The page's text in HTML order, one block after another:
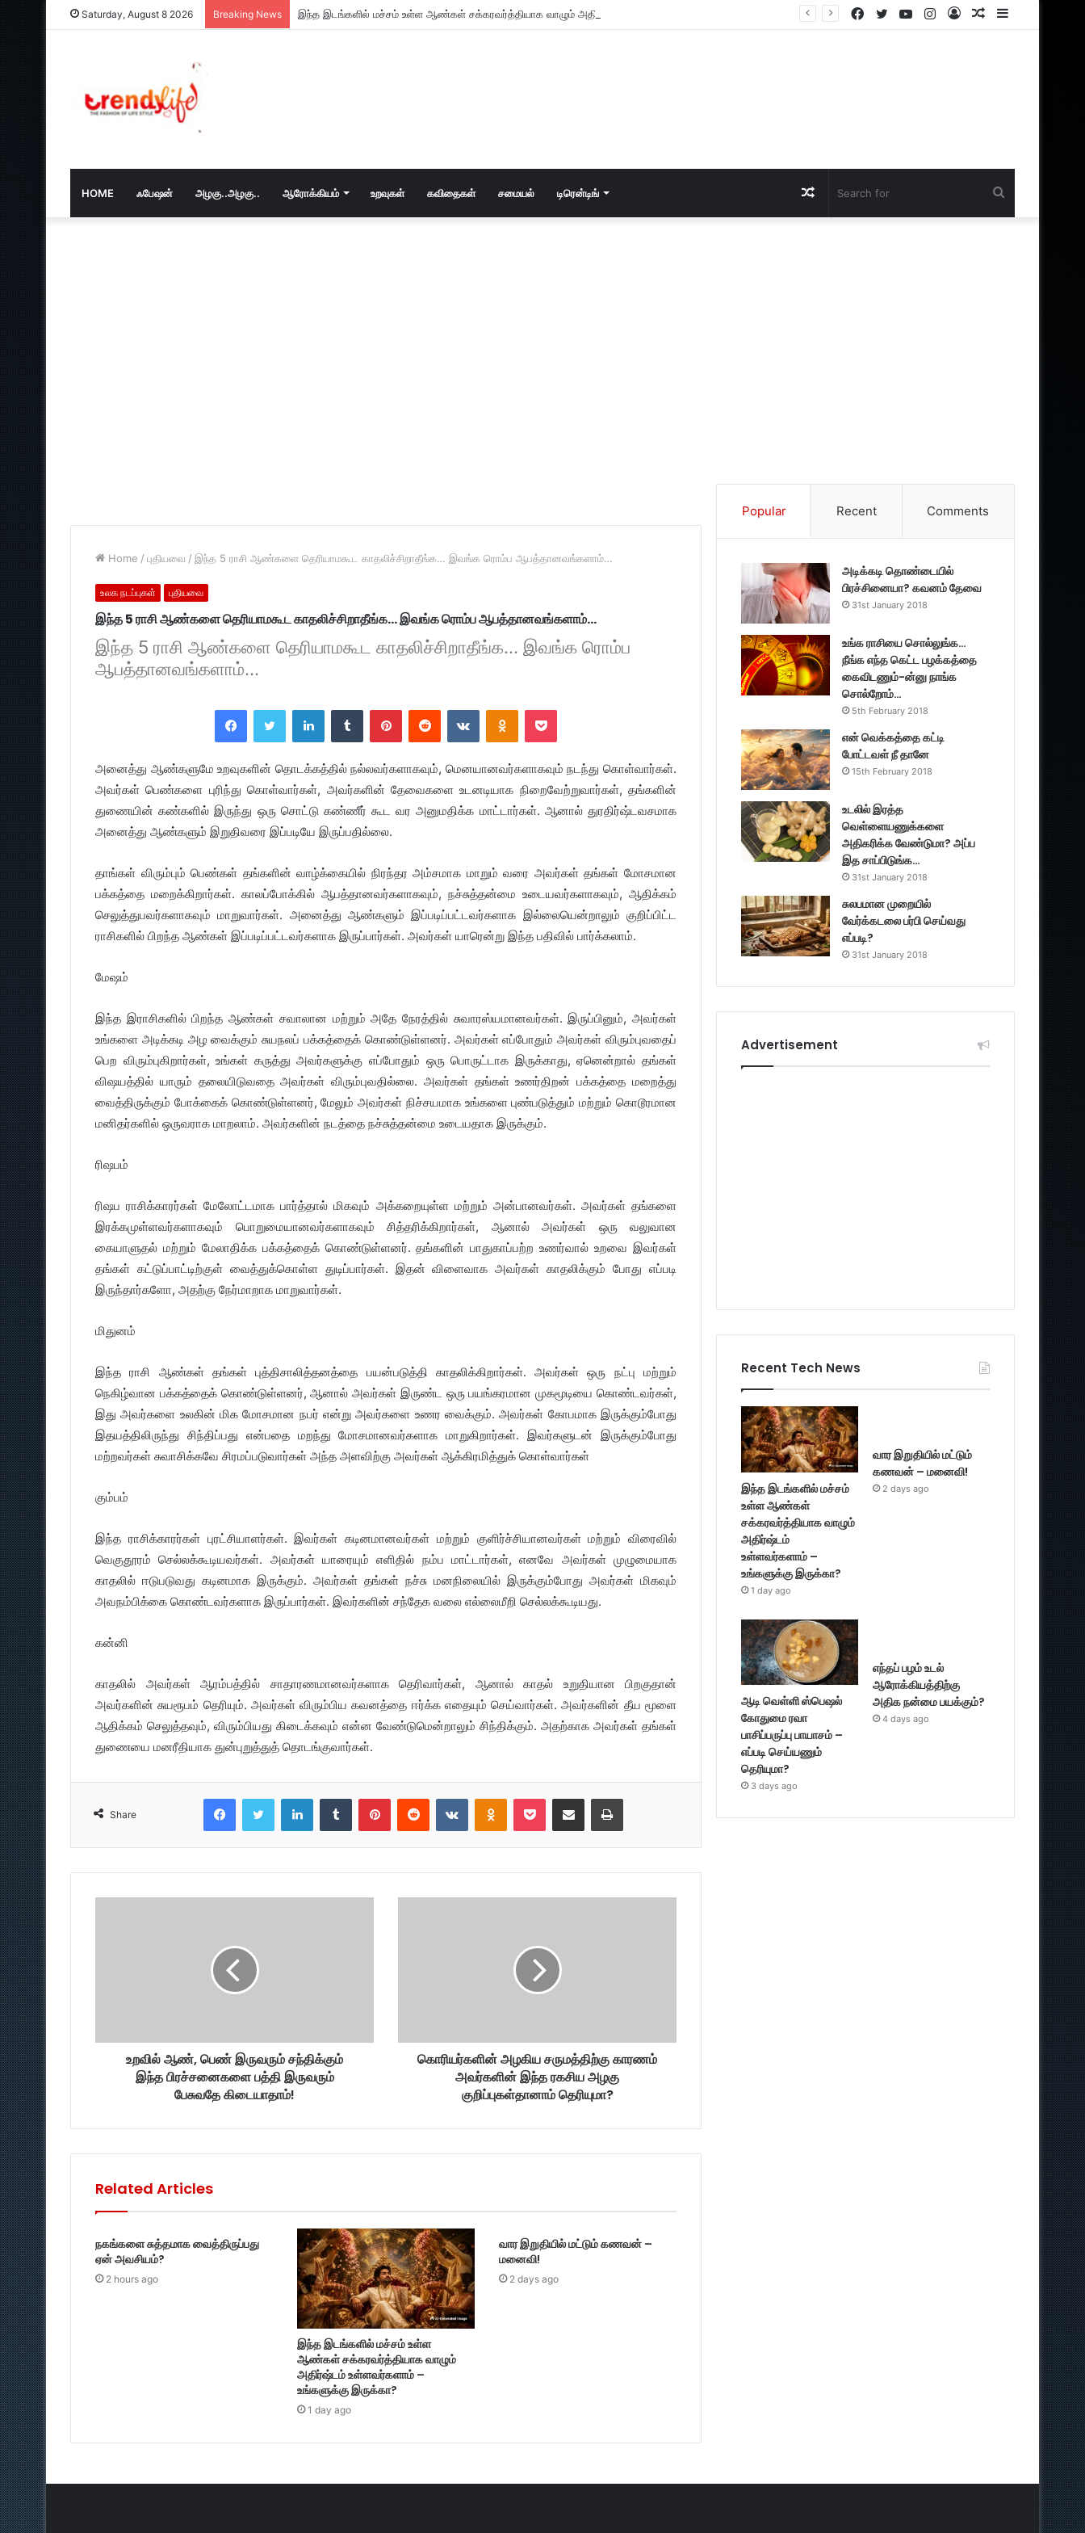
Saturday, August 8 2026 Breaking News Sidebar
Random
Log
Instagram
YouTube
Twitter
Facebook
HOME ஃபேஷன் அழகு..அழகு.. ஆரோக்கியம் உறவுகள் கவிதைகள் சமையல் டிரென்டிங் Random
Home / புதியவை / இந்த 5 ராசி ஆண்களை தெரியாமகூட காதலிச்சிறாதீங்க… இவங்க ரொம்ப ஆபத்தானவங்களாம்…
உலக நடப்புகள் புதியவை
இந்த 5 ராசி ஆண்களை தெரியாமகூட காதலிச்சிறாதீங்க… இவங்க ரொம்ப ஆபத்தானவங்களாம்…
இந்த 5 ராசி ஆண்களை தெரியாமகூட காதலிச்சிறாதீங்க... இவங்க ரொம்ப
ஆபத்தானவங்களாம்...
FacebookTwitter LinkedInTumblr PinterestReddit VKontakteOdnoklassniki
Pocket
அனைத்து ஆண்களுமே உறவுகளின் தொடக்கத்தில் நல்லவர்களாகவும், மெனயானவர்களாகவும் நடந்து கொள்வார்கள்.
அவர்கள் பெண்களை புரிந்து கொள்வார்கள், அவர்களின் தேவைகளை உடனடியாக நிறைவேற்றுவார்கள், தங்களின்
துணையின் கண்களில் இருந்து ஒரு சொட்டு கண்ணீர் கூட வர அனுமதிக்க மாட்டார்கள். ஆனால் துரதிர்ஷ்டவசமாக
அனைத்து ஆண்களும் இறுதிவரை இப்படியே இருப்பதில்லை.
தாங்கள் விரும்பும் பெண்கள் தங்களின் வாழ்க்கையில் நிரந்தர அம்சமாக மாறும் வரை அவர்கள் தங்கள் மோசமான
பக்கத்தை மறைக்கிறார்கள். காலப்போக்கில் ஆபத்தானவர்களாகவும், நச்சுத்தன்மை உடையவர்களாகவும், ஆதிக்கம்
செலுத்துபவர்களாகவும் மாறுவார்கள். அனைத்து ஆண்களும் இப்படிப்பட்டவர்களாக இல்லையென்றாலும் குறிப்பிட்ட
ராசிகளில் பிறந்த ஆண்கள் இப்படிப்பட்டவர்களாக இருப்பார்கள். அவர்கள் யாரென்று இந்த பதிவில் பார்க்கலாம்.
மேஷம்
இந்த இராசிகளில் பிறந்த ஆண்கள் சவாலான மற்றும் அதே நேரத்தில் சுவாரஸ்யமானவர்கள். இருப்பினும், அவர்கள்
உங்களை அடிக்கடி அழ வைக்கும் சுயநலப் பக்கத்தைக் கொண்டுள்ளனர். அவர்கள் எப்போதும் அவர்கள் விரும்புவதைப்
பெற விரும்புகிறார்கள், உங்கள் கருத்து அவர்களுக்கு எப்போதும் ஒரு பொருட்டாக இருக்காது, ஏனென்றால் தங்கள்
விஷயத்தில் யாரும் தலையிடுவதை அவர்கள் விரும்புவதில்லை. அவர்கள் தங்கள் உணர்திறன் பக்கத்தை மறைத்து
வைத்திருக்கும் போக்கைக் கொண்டுள்ளனர், மேலும் அவர்கள் நிச்சயமாக உங்களை புண்படுத்தும் மற்றும் கொடூரமான
மனிதர்களில் ஒருவராக மாறலாம். அவர்களின் நடத்தை நச்சுத்தன்மை உடையதாக இருக்கும்.
ரிஷபம்
ரிஷப ராசிக்காரர்கள் மேலோட்டமாக பார்த்தால் மிகவும் அக்கறையுள்ள மற்றும் அன்பானவர்கள். அவர்கள் தங்களை
இரக்கமுள்ளவர்களாகவும் பொறுமையானவர்களாகவும் சித்தரிக்கிறார்கள், ஆனால் அவர்கள் ஒரு வலுவான
கையாளுதல் மற்றும் மேலாதிக்க பக்கத்தைக் கொண்டுள்ளனர். தங்களின் பாதுகாப்பற்ற உணர்வால் உறவை இவர்கள்
தங்கள் கட்டுப்பாட்டிற்குள் வைத்துக்கொள்ள துடிப்பார்கள். இதன் விளைவாக அவர்கள் காதலிக்கும் போது எப்படி
இருந்தார்களோ, அதற்கு நேர்மாறாக மாறுவார்கள்.
மிதுனம்
இந்த ராசி ஆண்கள் தங்கள் புத்திசாலித்தனத்தை பயன்படுத்தி காதலிக்கிறார்கள். அவர்கள் ஒரு நட்பு மற்றும்
நெகிழ்வான பக்கத்தைக் கொண்டுள்ளனர், ஆனால் அவர்கள் இருண்ட ஒரு பயங்கரமான முகமூடியை கொண்டவர்கள்,
இது அவர்களை உலகின் மிக மோசமான நபர் என்று அவர்களை உணர வைக்கும். அவர்கள் கோபமாக இருக்கும்போது
இதயத்திலிருந்து சிந்திப்பது என்பதை மறந்து மோசமானவர்களாக மாறுகிறார்கள். இவர்களுடன் இருக்கும்போது
மற்றவர்கள் சுவாசிக்கவே சிரமப்படுவார்கள் அந்த அளவிற்கு அவர்கள் ஆக்கிரமித்துக் கொள்வார்கள்
கும்பம்
இந்த ராசிக்காரர்கள் புரட்சியாளர்கள். இவர்கள் கடினமானவர்கள் மற்றும் குளிர்ச்சியானவர்கள் மற்றும் விரைவில்
வெகுதூரம் செல்லக்கூடியவர்கள். அவர்கள் யாரையும் எளிதில் நம்ப மாட்டார்கள், எனவே அவர்கள் முழுமையாக
காதலில் ஈடுபடுவது கடினமாக இருக்கும். அவர்கள் தங்கள் நச்சு மனநிலையில் இருக்கும்போது அவர்கள் மிகவும்
அவநம்பிக்கை கொண்டவர்களாக இருப்பார்கள். இவர்களின் சந்தேக வலை எல்லைமீறி செல்லக்கூடியது.
கன்னி
காதலில் அவர்கள் ஆரம்பத்தில் சாதாரணமானவர்களாக தெரிவார்கள், ஆனால் காதல் உறுதியான பிறகுதான்
அவர்களின் சுயரூபம் தெரியும். அவர்கள் விரும்பிய கவனத்தை ஈர்க்க எதையும் செய்வார்கள். அவர்களின் தீய மூளை
ஆதிக்கம் செலுத்தவும், விரும்பியது கிடைக்கவும் என்ன வேண்டுமென்றாலும் சிந்திக்கும். அதற்காக அவர்கள் தங்கள்
துணையை மனரீதியாக துன்புறுத்துத் தொடங்குவார்கள்.
Share
FacebookTwitter LinkedInTumblr PinterestReddit VKontakteOdnoklassniki
Pocket Share via Email Print
உறவில் ஆண், பெண் இருவரும் சந்திக்கும்
இந்த பிரச்சனைகளை பத்தி இருவரும்
பேசுவதே கிடையாதாம்!
கொரியர்களின் அழகிய சருமத்திற்கு காரணம்
அவர்களின் இந்த ரகசிய அழகு
குறிப்புகள்தானாம் தெரியுமா?
Related Articles
நகங்களை சுத்தமாக வைத்திருப்பது
ஏன் அவசியம்?
2 hours ago
இந்த இடங்களில் மச்சம் உள்ள
ஆண்கள் சக்கரவர்த்தியாக வாழும்
அதிர்ஷ்டம் உள்ளவர்களாம் –
உங்களுக்கு இருக்கா?
1 day ago
வார இறுதியில் மட்டும் கணவன் –
மனைவி!
2 days ago
Popular Recent Comments
அடிக்கடி தொண்டையில்
பிரச்சினையா? கவனம் தேவை
31st January 2018
உங்க ராசியை சொல்லுங்க…
நீங்க எந்த கெட்ட பழக்கத்தை
கைவிடணும்-ன்னு நாங்க
சொல்றோம்…
5th February 2018
என் வெக்கத்தை கட்டி
போட்டவள் நீ தானே
15th February 2018
உடலில் இரத்த
வெள்ளையணுக்களை
அதிகரிக்க வேண்டுமா? அப்ப
இத சாப்பிடுங்க…
31st January 2018
சுலபமான முறையில்
வேர்க்கடலை பர்பி செய்வது
எப்படி?
31st January 2018
Advertisement
Recent Tech News
இந்த இடங்களில் மச்சம்
உள்ள ஆண்கள்
சக்கரவர்த்தியாக வாழும்
அதிர்ஷ்டம்
உள்ளவர்களாம் –
உங்களுக்கு இருக்கா?
1 day ago
வார இறுதியில் மட்டும்
கணவன் – மனைவி!
2 days ago
ஆடி வெள்ளி ஸ்பெஷல்
கோதுமை ரவா
பாசிப்பருப்பு பாயாசம் –
எப்படி செய்யணும்
தெரியுமா?
3 days ago
எந்தப் பழம் உடல்
ஆரோக்கியத்திற்கு
அதிக நன்மை பயக்கும்?
4 days ago